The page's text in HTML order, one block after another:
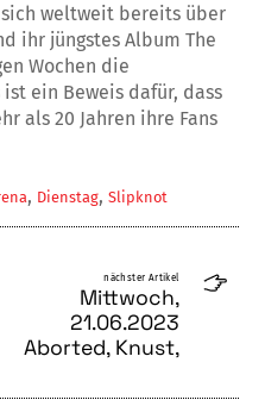
weltweit bereits über
ihr jüngstes Album The
Wochen die
ein Beweis dafür, dass
als 20 Jahren ihre Fans
, Dienstag, Slipknot
nächster Artikel
Mittwoch,
21.06.2023
Aborted, Knust,